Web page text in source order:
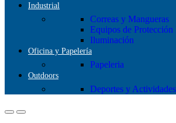
Industrial
Correas y Mangueras
Equipos de Protección
Iluminación
Oficina y Papelería
Papeleria
Outdoors
Deportes y